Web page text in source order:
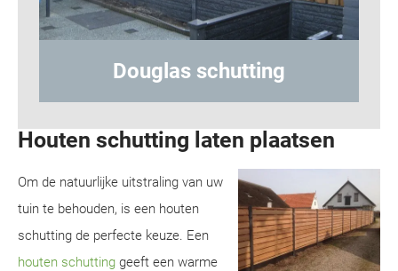
Hout-betonschutting
Houten schutting laten plaatsen
Om de natuurlijke uitstraling van uw
tuin te behouden, is een houten
schutting de perfecte keuze. Een
houten schutting geeft een warme